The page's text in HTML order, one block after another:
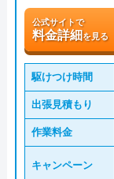
公式サイトで
料金詳細を見る
駆けつけ時間
出張見積もり
作業料金
キャンペーン